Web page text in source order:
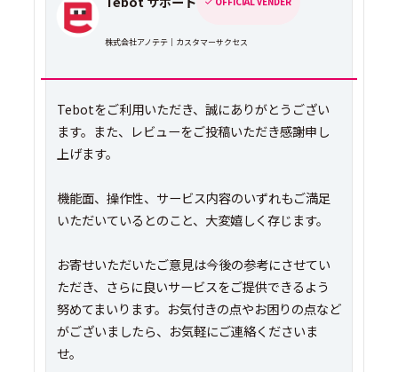
株式会社アノテテ｜カスタマーサクセス
Tebotをご利用いただき、誠にありがとうござい
ます。また、レビューをご投稿いただき感謝申し
上げます。
機能面、操作性、サービス内容のいずれもご満足
いただいているとのこと、大変嬉しく存じます。
お寄せいただいたご意見は今後の参考にさせてい
ただき、さらに良いサービスをご提供できるよう
努めてまいります。お気付きの点やお困りの点など
がございましたら、お気軽にご連絡くださいま
せ。